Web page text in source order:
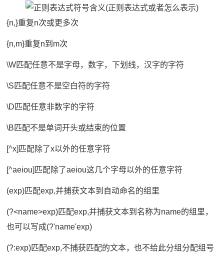
{n,}重复n次或更多次
{n,m}重复n到m次
\W匹配任意不是字母，数字，下划线，汉字的字符
\S匹配任意不是空白符的字符
\D匹配任意非数字的字符
\B匹配不是单词开头或结束的位置
[^x]匹配除了x以外的任意字符
[^aeiou]匹配除了aeiou这几个字母以外的任意字符
(exp)匹配exp,并捕获文本到自动命名的组里
(?<name>exp)匹配exp,并捕获文本到名称为name的组里，
也可以写成(?'name'exp)
(?:exp)匹配exp,不捕获匹配的文本，也不给此分组分配组号